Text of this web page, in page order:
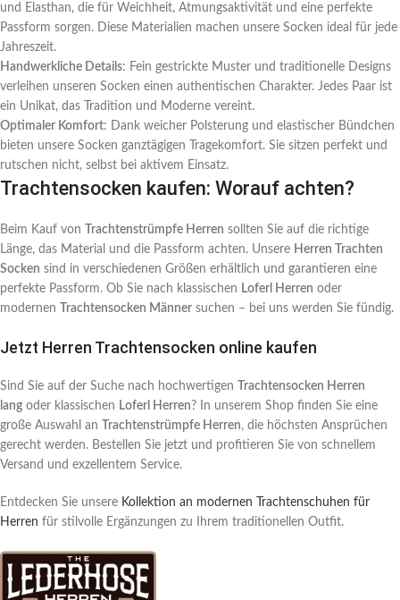
und Elasthan, die für Weichheit, Atmungsaktivität und eine perfekte
Passform sorgen. Diese Materialien machen unsere Socken ideal für jede
Jahreszeit.
Handwerkliche Details: Fein gestrickte Muster und traditionelle Designs
verleihen unseren Socken einen authentischen Charakter. Jedes Paar ist
ein Unikat, das Tradition und Moderne vereint.
Optimaler Komfort: Dank weicher Polsterung und elastischer Bündchen
bieten unsere Socken ganztägigen Tragekomfort. Sie sitzen perfekt und
rutschen nicht, selbst bei aktivem Einsatz.
Trachtensocken kaufen: Worauf achten?
Beim Kauf von Trachtenstrümpfe Herren sollten Sie auf die richtige
Länge, das Material und die Passform achten. Unsere Herren Trachten
Socken sind in verschiedenen Größen erhältlich und garantieren eine
perfekte Passform. Ob Sie nach klassischen Loferl Herren oder
modernen
Trachtensocken Männer suchen – bei uns werden Sie fündig.
Jetzt Herren Trachtensocken online kaufen
Sind Sie auf der Suche nach hochwertigen
Trachtensocken Herren
lang oder klassischen Loferl Herren ? In unserem Shop finden Sie eine
große Auswahl an
Trachtenstrümpfe Herren, die höchsten Ansprüchen
gerecht werden. Bestellen Sie jetzt und profitieren Sie von schnellem
Versand und exzellentem Service.
Entdecken Sie unsere Kollektion an modernen Trachtenschuhen für
Herren für stilvolle Ergänzungen zu Ihrem traditionellen Outfit.